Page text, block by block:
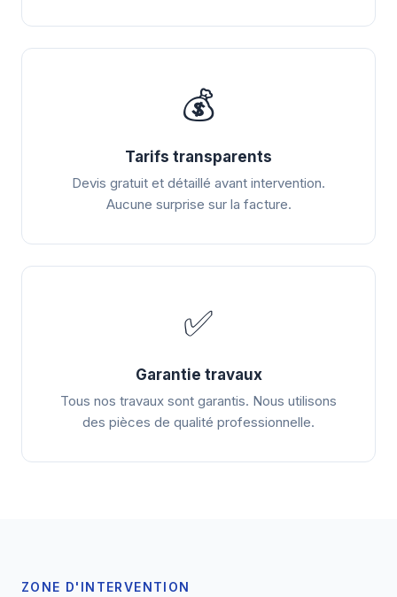
💰
Tarifs transparents
Devis gratuit et détaillé avant intervention.
Aucune surprise sur la facture.
✅
Garantie travaux
Tous nos travaux sont garantis. Nous utilisons
des pièces de qualité professionnelle.
ZONE D'INTERVENTION